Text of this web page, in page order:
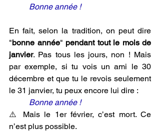
Bonne année !
En fait, selon la tradition, on peut dire
"bonne année" pendant tout le mois de
janvier. Pas tous les jours, non ! Mais
par exemple, si tu vois un ami le 30
décembre et que tu le revois seulement
le 31 janvier, tu peux encore lui dire :
Bonne année !
⚠️ Mais le 1er février, c’est mort. Ce
n’est plus possible.